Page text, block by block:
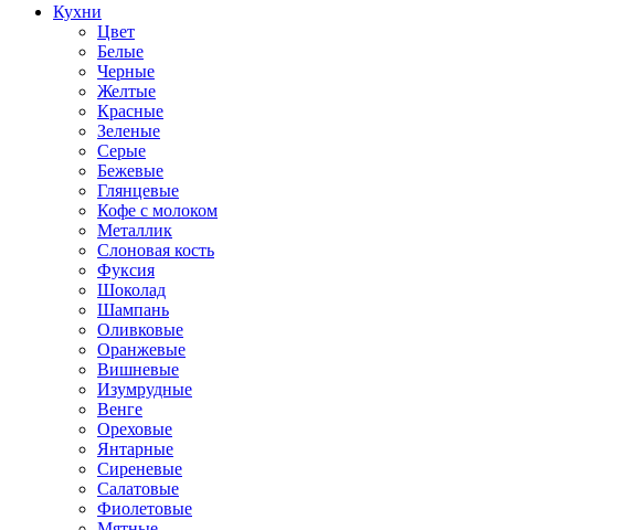
Кухни
Цвет
Белые
Черные
Желтые
Красные
Зеленые
Серые
Бежевые
Глянцевые
Кофе с молоком
Металлик
Слоновая кость
Фуксия
Шоколад
Шампань
Оливковые
Оранжевые
Вишневые
Изумрудные
Венге
Ореховые
Янтарные
Сиреневые
Салатовые
Фиолетовые